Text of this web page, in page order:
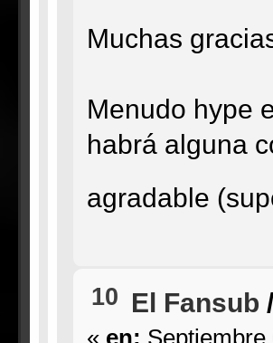
Muchas
Menudo hype
habrá alguna
agradable
10 El Fansub /
« en: Septiembre